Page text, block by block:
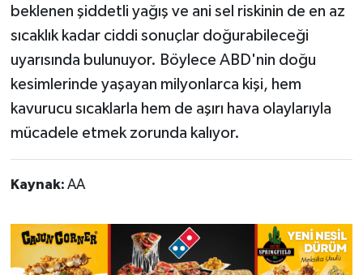
beklenen şiddetli yağış ve ani sel riskinin de en az
sıcaklık kadar ciddi sonuçlar doğurabileceği
uyarısında bulunuyor. Böylece ABD'nin doğu
kesimlerinde yaşayan milyonlarca kişi, hem
kavurucu sıcaklarla hem de aşırı hava olaylarıyla
mücadele etmek zorunda kalıyor.
Kaynak: AA